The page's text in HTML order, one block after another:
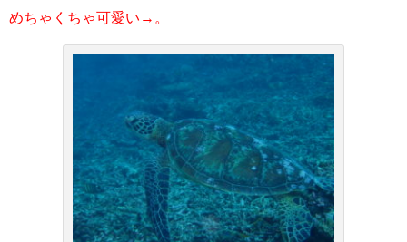
めちゃくちゃ可愛い→。